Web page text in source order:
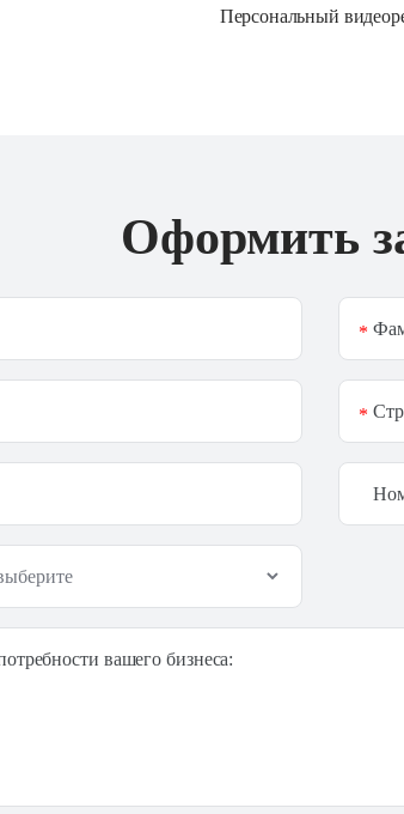
Персональный
Оформить
*
*
вашего бизнеса: